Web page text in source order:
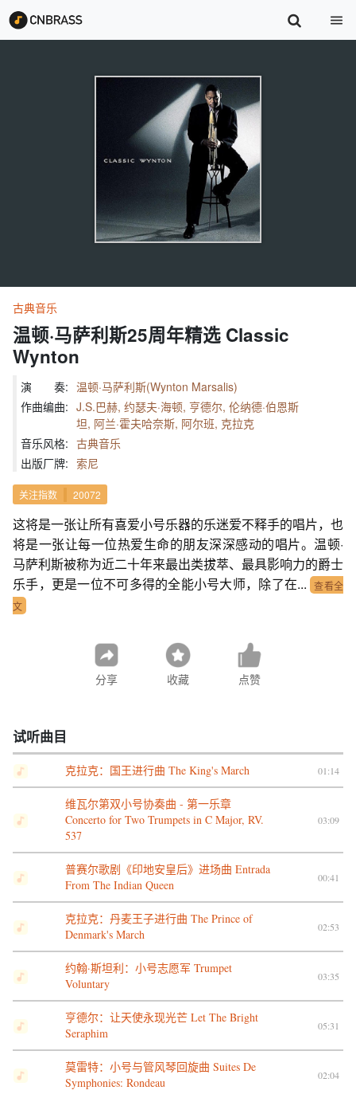
古典音乐
温顿·马萨利斯25周年精选 Classic
Wynton
演 奏: 温顿·马萨利斯(Wynton Marsalis)
作曲编曲: J.S.巴赫, 约瑟夫·海顿, 亨德尔, 伦纳德·伯恩斯
坦, 阿兰·霍夫哈奈斯, 阿尔班, 克拉克
音乐风格: 古典音乐
出版厂牌: 索尼
关注指数 20072
这将是一张让所有喜爱小号乐器的乐迷爱不释手的唱片，也
将是一张让每一位热爱生命的朋友深深感动的唱片。温顿·
马萨利斯被称为近二十年来最出类拔萃、最具影响力的爵士
乐手，更是一位不可多得的全能小号大师，除了在... 查看全
文
分享 收藏 点赞
试听曲目
克拉克：国王进行曲 The King's March 01:14
维瓦尔第双小号协奏曲 - 第一乐章
Concerto for Two Trumpets in C Major, RV.
537
03:09
普赛尔歌剧《印地安皇后》进场曲 Entrada
From The Indian Queen
00:41
克拉克：丹麦王子进行曲 The Prince of
Denmark's March
02:53
约翰·斯坦利：小号志愿军 Trumpet
Voluntary
03:35
亨德尔：让天使永现光芒 Let The Bright
Seraphim
05:31
莫雷特：小号与管风琴回旋曲 Suites De
Symphonies: Rondeau
02:04